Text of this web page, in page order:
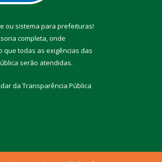
ou sistema para prefeituras!
completa, onde
que todas as exigências das
serão atendidas.
da Transparência Pública